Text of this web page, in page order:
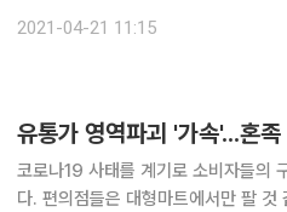
80% 이상이 수용 가능하다고 답했고
2021-04-21 11:15
유통가 영역파괴 '가속'...혼
코로나19 사태를 계기로 소비자들의
다. 편의점들은 대형마트에서만 팔